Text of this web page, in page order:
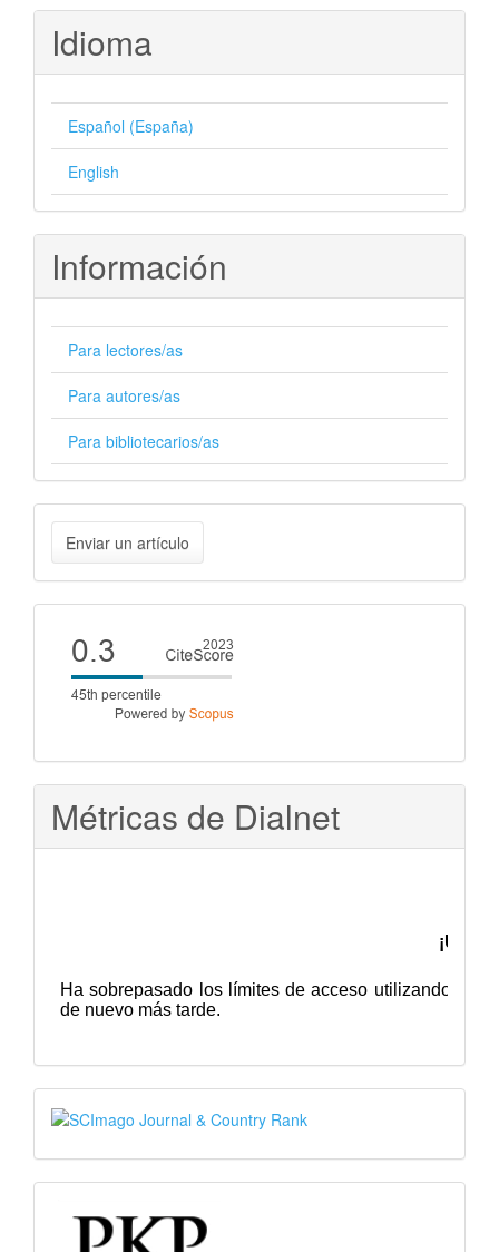
Idioma
Español (España)
English
Información
Para lectores/as
Para autores/as
Para bibliotecarios/as
Enviar
un
artículo
Enviar un artículo
Cite
score
Métricas de Dialnet
SJR
PKP